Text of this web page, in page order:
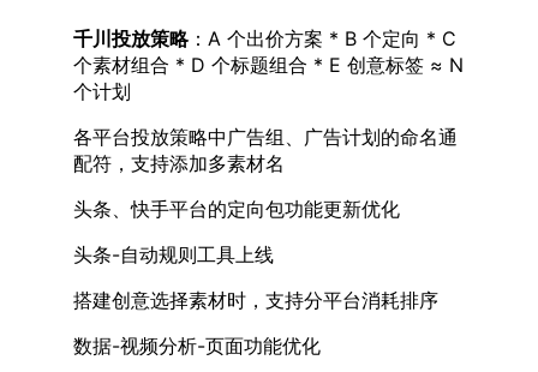
千川投放策略：A 个出价方案 * B 个定向 * C
个素材组合 * D 个标题组合 * E 创意标签 ≈ N
个计划
各平台投放策略中广告组、广告计划的命名通
配符，支持添加多素材名
头条、快手平台的定向包功能更新优化
头条-自动规则工具上线
搭建创意选择素材时，支持分平台消耗排序
数据-视频分析-页面功能优化